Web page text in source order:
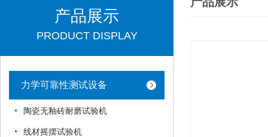
产品展示
PRODUCT DISPLAY
力学可靠性测试设备
陶瓷无釉砖耐磨试验机
线材摇摆试验机